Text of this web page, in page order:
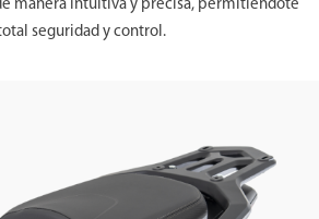
manera intuitiva y precisa, permitiéndote
seguridad y control.